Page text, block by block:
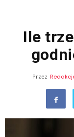
Ile
Przez